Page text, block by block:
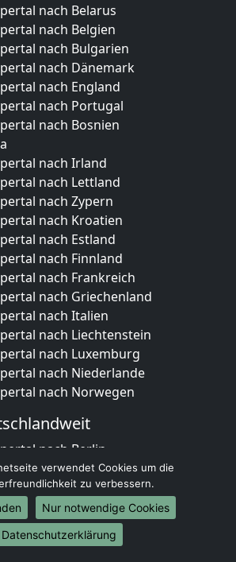
nach Belarus
nach Belgien
nach Bulgarien
nach Dänemark
nach England
nach Portugal
nach Bosnien
nach Irland
nach Lettland
nach Zypern
nach Kroatien
nach Estland
nach Finnland
nach Frankreich
nach Griechenland
nach Italien
nach Liechtenstein
nach Luxemburg
nach Niederlande
nach Norwegen
nach Berlin
nach Hamburg
nach München
nach Köln
nach Frankfurt am Main
nach Stuttgart
verwendet Cookies um die
zu verbessern.
Nur notwendige Cookies
Datenschutzerklärung